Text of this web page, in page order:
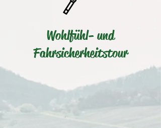
Wohlfühl- und
Fahrsicherheitstour